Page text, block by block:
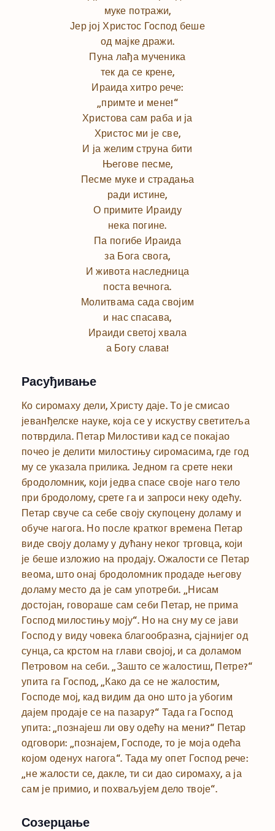
муке потражи,
Јер јој Христос Господ беше
од мајке дражи.
Пуна лађа мученика
тек да се крене,
Ираида хитро рече:
„примте и мене!“
Христова сам раба и ја
Христос ми је све,
И ја желим струна бити
Његове песме,
Песме муке и страдања
ради истине,
О примите Ираиду
нека погине.
Па погибе Ираида
за Бога свога,
И живота наследница
поста вечнога.
Молитвама сада својим
и нас спасава,
Ираиди светој хвала
а Богу слава!
Расуђивање
Ко сиромаху дели, Христу даје. То је смисао
јеванђелске науке, која се у искуству светитеља
потврдила. Петар Милостиви кад се покајао
почео је делити милостињу сиромасима, где год
му се указала прилика. Једном га срете неки
бродоломник, који једва спасе своје наго тело
при бродолому, срете га и запроси неку одећу.
Петар свуче са себе своју скупоцену доламу и
обуче нагога. Но после кратког времена Петар
виде своју доламу у дућану неког трговца, који
је беше изложио на продају. Ожалости се Петар
веома, што онај бродоломник продаде његову
доламу место да је сам употреби. „Нисам
достојан, говораше сам себи Петар, не прима
Господ милостињу моју“. Но на сну му се јави
Господ у виду човека благообразна, сјајнијег од
сунца, са крстом на глави својој, и са доламом
Петровом на себи. „Зашто се жалостиш, Петре?“
упита га Господ, „Како да се не жалостим,
Господе мој, кад видим да оно што ја убогим
дајем продаје се на пазару?“ Тада га Господ
упита: „познајеш ли ову одећу на мени?“ Петар
одговори: „познајем, Господе, то је моја одећа
којом оденух нагога“. Тада му опет Господ рече:
„не жалости се, дакле, ти си дао сиромаху, а ја
сам је примио, и похваљујем дело твоје“.
Созерцање